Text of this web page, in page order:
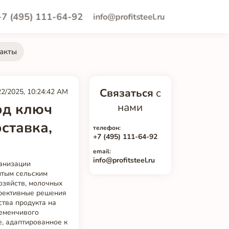
(495) 111-64-92 info@profitsteel.ru
2025, 10:24:42 AM
ключ
| 5 000 л/сутки || Стоимость молока | 30 руб/л || Потери при хранении (старое оборудование) | 5% || Потери с танком охладителем | 0,5% || Экономия в день | 6 750 руб || Экономия в год | 2,47 млн руб || Стоимость танка (5 000 л) | 1,8 млн руб || Срок окупаемости | 8–9 месяцев |Как видно из расчётов, даже при средних объёмах производства установка современного охладителя — это выгодное вложение. А при увеличении поголовья или выходе на новые рынки — стратегически важный шаг.ЗаключениеТанк охладитель молока — это не просто оборудование, а основа качественного молочного производства. В условиях Алтайского края, с его климатическими особенностями, развитым сельским хозяйством и разнообразной инфраструктурой, особенно важно использовать надёжные, адаптированные решения. Мы предлагаем полный цикл — от проектирования до гарантийного обслуживания — с учётом всех особенност
Связаться с
нами
телефон:
+7 (495) 111-64-92
email:
info@profitsteel.ru